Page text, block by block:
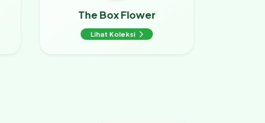
The Box Flower
Lihat Koleksi